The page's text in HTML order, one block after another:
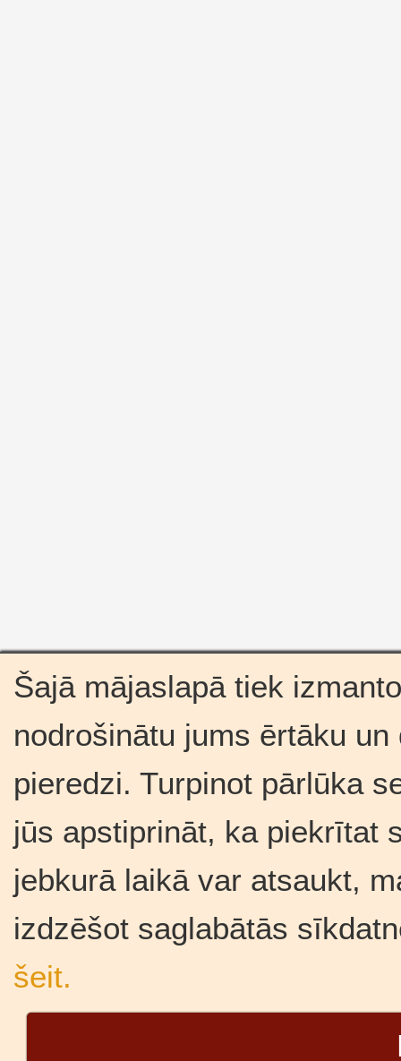
Šajā mājaslapā tiek
nodrošinātu jums ērtāku
pieredzi. Turpinot pārlūka
jūs apstiprināt, ka piekrītat
jebkurā laikā var atsaukt,
izdzēšot saglabātās
šeit.